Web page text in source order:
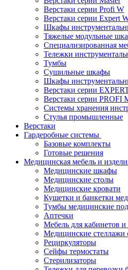
Верстаки серии Profi W
Верстаки серии Expert
Шкафы
Тяжелые модульные
Cпециализированная
Тележки
Тумбы
Cушильные шкафы
Шкафы
Верстаки серии
Верстаки серии PROFI
Системы хранения
Стулья промышленные
Верстаки
Гардеробные системы
Базовые комплекты
Готовые решения
Медицинская мебель и
Медицинские шкафы
Медицинские столы
Медицинские кровати
Кушетки и банкетки
Тумбы медицинские
Аптечки
Мебель для кабинетов и
Медицинские стеллажи
Рециркуляторы
Сейфы термостаты
Стерилизаторы